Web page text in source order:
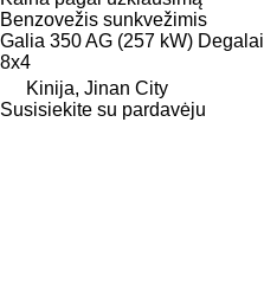
Benzovežis sunkvežimis
Galia 350 AG (257 kW) Degalai
8x4
Kinija, Jinan City
Susisiekite su pardavėju